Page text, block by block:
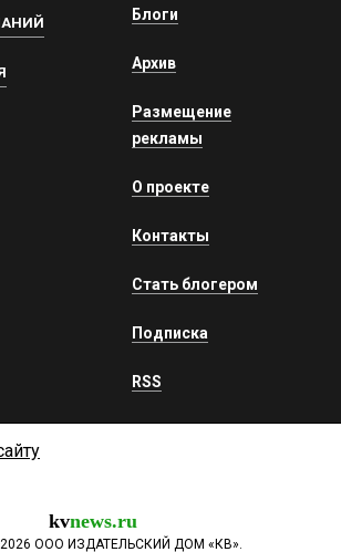
Блоги
Архив
Размещение
рекламы
О проекте
Контакты
Стать блогером
Подписка
RSS
kvnews.ru
ООО ИЗДАТЕЛЬСКИЙ ДОМ «КВ».